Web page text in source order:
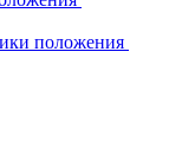
положения